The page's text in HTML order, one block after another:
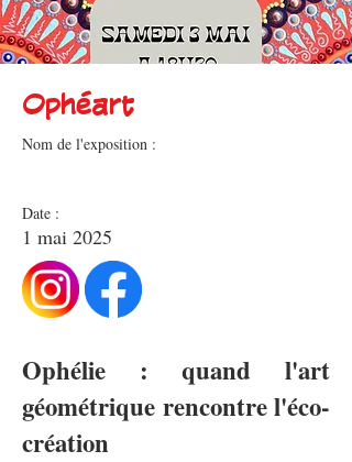
Ophéart
Nom de l'exposition :
Date :
1 mai 2025
Ophélie : quand l'art
géométrique rencontre l'éco-
création